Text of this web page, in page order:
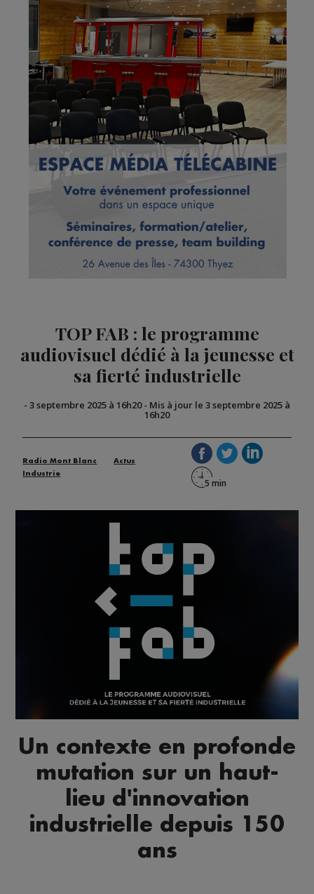
TOP FAB : le programme
audiovisuel dédié à la jeunesse et
sa fierté industrielle
- 3 septembre 2025 à 16h20- Mis à jour le 3 septembre 2025 à
16h20
Radio Mont Blanc
Actus
Industrie
Un contexte en profonde
mutation sur un haut-
lieu d'innovation
industrielle depuis 150
ans